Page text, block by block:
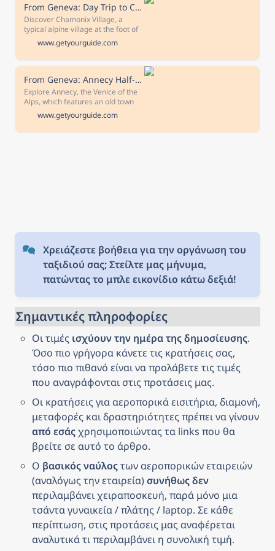
From Geneva: Day Trip to Chamonix with Cable Car and Train
Discover Chamonix Village, a
typical alpine village at the foot of
the Mont Blanc! Enjoy a ride by
cable car to the summit and in the
afternoon board a mountain train
to the Ice Sea.
www.getyourguide.com
From Geneva: Annecy Half-Day Trip
Explore Annecy, the Venice of the
Alps, which features an old town
area with colorful pedestrian
streets and lively markets. In
addition to the picturesque center,
www.getyourguide.com
Χρειάζεστε βοήθεια για την οργάνωση του
ταξιδιού σας; Στείλτε μας μήνυμα,
πατώντας το μπλε εικονίδιο κάτω δεξιά!
Σημαντικές πληροφορίες
Οι τιμές ισχύουν την ημέρα της δημοσίευσης.
Όσο πιο γρήγορα κάνετε τις κρατήσεις σας,
τόσο πιο πιθανό είναι να προλάβετε τις τιμές
που αναγράφονται στις προτάσεις μας.
Οι κρατήσεις για αεροπορικά εισιτήρια, διαμονή,
από εσάς χρησιμοποιώντας τα links που θα
βρείτε σε αυτό το άρθρο.
Ο βασικός ναύλος των αεροπορικών εταιρειών
(αναλόγως την εταιρεία) συνήθως δεν
περιλαμβάνει χειραποσκευή, παρά μόνο μια
τσάντα γυναικεία / πλάτης / laptop. Σε κάθε
περίπτωση, στις προτάσεις μας αναφέρεται
αναλυτικά τι περιλαμβάνει η συνολική τιμή.